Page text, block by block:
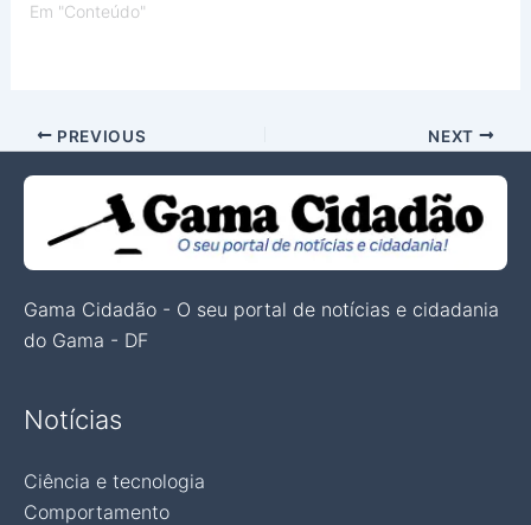
Em "Conteúdo"
PREVIOUS NEXT
Gama Cidadão - O seu portal de notícias e cidadania
do Gama - DF
Notícias
Ciência e tecnologia
Comportamento